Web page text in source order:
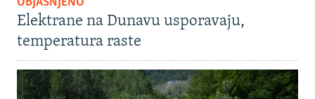
Elektrane na Dunavu usporavaju,
temperatura raste